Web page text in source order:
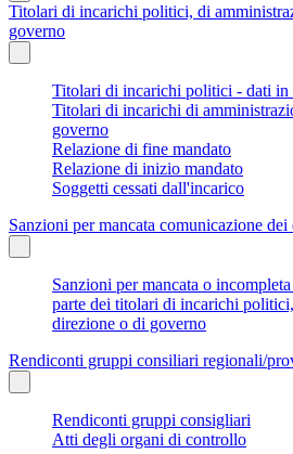
Titolari di incarichi politici, di
governo
Titolari di incarichi politici - dati in
Titolari di incarichi di
governo
Relazione di fine mandato
Relazione di inizio mandato
Soggetti cessati dall'incarico
Sanzioni per mancata comunicazione dei
Sanzioni per mancata o
parte dei titolari di incarichi
direzione o di governo
Rendiconti gruppi consiliari regionali/
Rendiconti gruppi consigliari
Atti degli organi di controllo